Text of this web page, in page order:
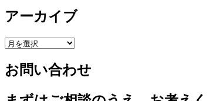
アーカイブ
ア
カ
イ
ブ
お問い合わせ